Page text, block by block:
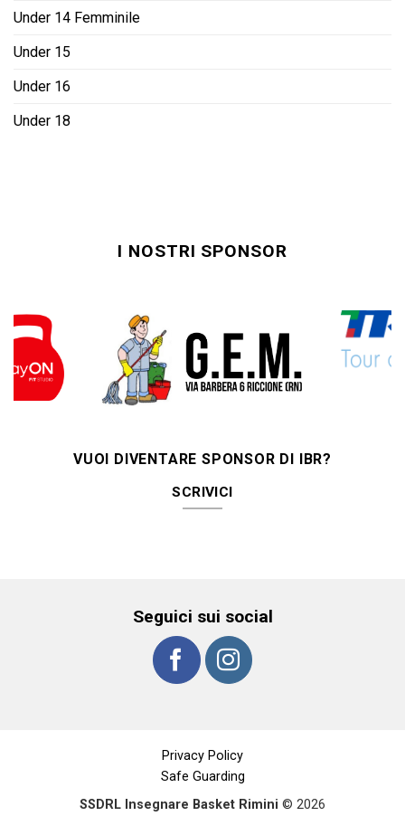
Under 14 Femminile
Under 15
Under 16
Under 18
I NOSTRI SPONSOR
VUOI DIVENTARE SPONSOR DI IBR?
SCRIVICI
Seguici sui social
Privacy Policy
Safe Guarding
SSDRL Insegnare Basket Rimini © 2026